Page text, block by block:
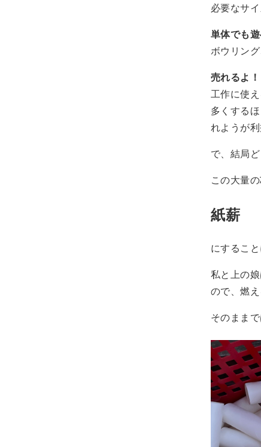
必要なサ
単体でも
ボウリン
売れるよ！
工作に使
多くする
れようが
で、結局ど
この大量
紙薪
にすること
私と上の
ので、燃
そのまま